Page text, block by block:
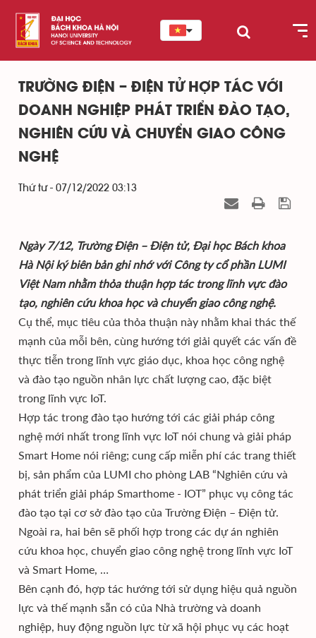
TRƯỜNG ĐIỆN – ĐIỆN TỬ HỢP TÁC VỚI
DOANH NGHIỆP PHÁT TRIỂN ĐÀO TẠO,
NGHIÊN CỨU VÀ CHUYỂN GIAO CÔNG
NGHỆ
Thứ tư - 07/12/2022 03:13
Ngày 7/12, Trường Điện – Điện tử, Đại học Bách khoa
Hà Nội ký biên bản ghi nhớ với Công ty cổ phần LUMI
Việt Nam nhằm thỏa thuận hợp tác trong lĩnh vực đào
tạo, nghiên cứu khoa học và chuyển giao công nghệ.
Cụ thể, mục tiêu của thỏa thuận này nhằm khai thác thế
mạnh của mỗi bên, cùng hướng tới giải quyết các vấn đề
thực tiễn trong lĩnh vực giáo dục, khoa học công nghệ
và đào tạo nguồn nhân lực chất lượng cao, đặc biệt
trong lĩnh vực IoT.
Hợp tác trong đào tạo hướng tới các giải pháp công
nghệ mới nhất trong lĩnh vực IoT nói chung và giải pháp
Smart Home nói riêng; cung cấp miễn phí các trang thiết
bị, sản phẩm của LUMI cho phòng LAB “Nghiên cứu và
phát triển giải pháp Smarthome - IOT” phục vụ công tác
đào tạo tại cơ sở đào tạo của Trường Điện – Điện tử.
Ngoài ra, hai bên sẽ phối hợp trong các dự án nghiên
cứu khoa học, chuyển giao công nghệ trong lĩnh vực IoT
và Smart Home, …
Bên cạnh đó, hợp tác hướng tới sử dụng hiệu quả nguồn
lực và thế mạnh sẵn có của Nhà trường và doanh
nghiệp, huy động nguồn lực từ xã hội phục vụ các hoạt